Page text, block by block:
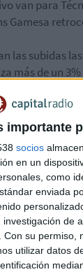
importante
socios
en un
como
enviada
de
Con su permiso,
utilizar datos
van para
Gamesa
las subidas
más de un
de
2020 .
no está
activa en
en el mercado
De hecho
operaciones